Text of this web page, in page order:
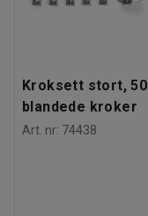
Kroksett stort, 50
blandede kroker
Art. nr: 74438